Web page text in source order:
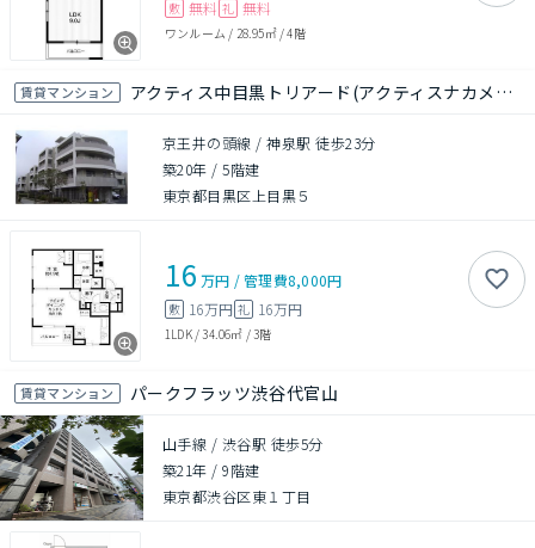
敷 無料 礼 無料
ワンルーム / 28.95㎡/4階
賃貸マンション アクティス中目黒トリアード(アクティスナカメグロトリアード)
京王井の頭線 / 神泉駅 徒歩23分
築20年 /5階建
東京都目黒区上目黒５
16 万円 /管理費8,000円
敷 16万円 礼 16万円
1LDK/34.06㎡ /3階
賃貸マンション パークフラッツ渋谷代官山
山手線 / 渋谷駅 徒歩5分
築21年 /9階建
東京都渋谷区東１丁目